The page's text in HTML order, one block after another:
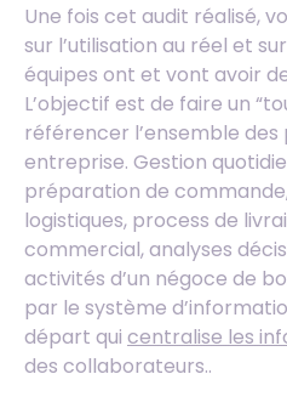
Une fois cet audit réalisé,
sur l’utilisation au réel et
équipes ont et vont avoir
L’objectif est de faire un
référencer l’ensemble
entreprise. Gestion
préparation de
logistiques, process de
commercial, analyses
activités d’un négoce de
par le système
départ qui centralise les
des collaborateurs..